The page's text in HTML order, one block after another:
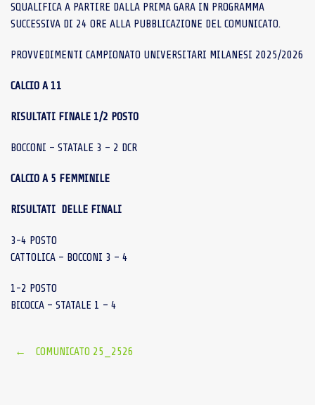
SQUALIFICA A PARTIRE DALLA PRIMA GARA IN PROGRAMMA
SUCCESSIVA DI 24 ORE ALLA PUBBLICAZIONE DEL COMUNICATO.
PROVVEDIMENTI CAMPIONATO UNIVERSITARI MILANESI 2025/2026
CALCIO A 11
RISULTATI FINALE 1/2 POSTO
BOCCONI – STATALE 3 – 2 DCR
CALCIO A 5 FEMMINILE
RISULTATI DELLE FINALI
3-4 POSTO
CATTOLICA – BOCCONI 3 – 4
1-2 POSTO
BICOCCA – STATALE 1 – 4
Post
← COMUNICATO 25_2526